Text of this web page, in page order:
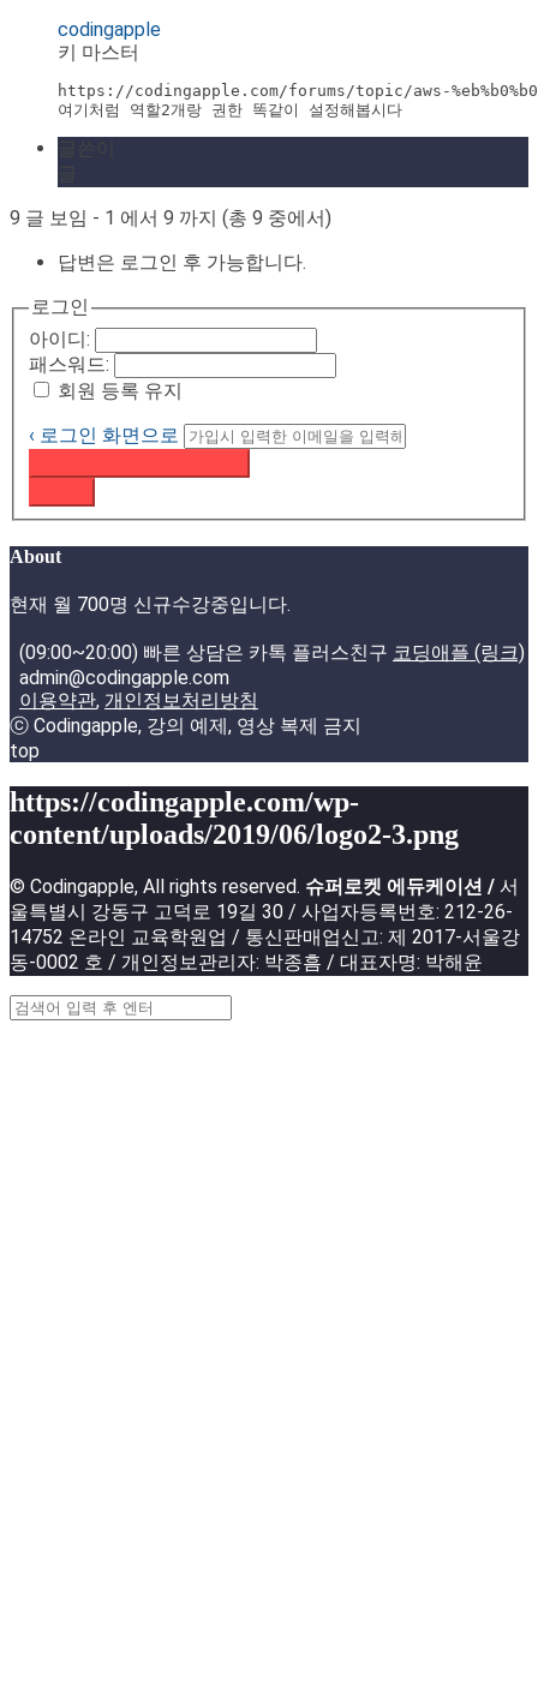
codingapple
키 마스터
https://codingapple.com/forums/topic/aws-
여기처럼 역할2개랑 권한 똑같이 설정해봅시다
9 글 보임 - 1 에서 9 까지 (총 9 중에서)
답변은 로그인 후 가능합니다.
로그인
아이디:
패스워드:
회원 등록 유지
‹ 로그인 화면으로
About
현재 월 700명 신규수강중입니다.
(09:00~20:00) 빠른 상담은 카톡 플러스친구 코딩애플 (링크)
admin@codingapple.com
이용약관, 개인정보처리방침
ⓒ Codingapple, 강의 예제, 영상 복제 금지
top
https://codingapple.com/wp-
content/uploads/2019/06/logo2-3.png
© Codingapple, All rights reserved. 슈퍼로켓 에듀케이션 / 서
울특별시 강동구 고덕로 19길 30 / 사업자등록번호: 212-26-
14752 온라인 교육학원업 / 통신판매업신고: 제 2017-서울강
동-0002 호 / 개인정보관리자: 박종흠 / 대표자명: 박해윤